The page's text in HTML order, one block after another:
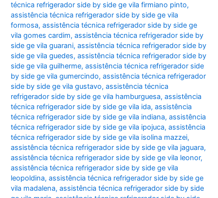
técnica refrigerador side by side ge vila firmiano pinto,
assistência técnica refrigerador side by side ge vila
formosa,assistência técnica refrigerador side by side ge
vila gomes cardim,assistência técnica refrigerador side by
side ge vila guarani,assistência técnica refrigerador side by
side ge vila guedes,assistência técnica refrigerador side by
side ge vila guilherme,assistência técnica refrigerador side
by side ge vila gumercindo,assistência técnica refrigerador
side by side ge vila gustavo,assistência técnica
refrigerador side by side ge vila hamburguesa,assistência
técnica refrigerador side by side ge vila ida,assistência
técnica refrigerador side by side ge vila indiana,assistência
técnica refrigerador side by side ge vila ipojuca,assistência
técnica refrigerador side by side ge vila isolina mazzei,
assistência técnica refrigerador side by side ge vila jaguara,
assistência técnica refrigerador side by side ge vila leonor,
assistência técnica refrigerador side by side ge vila
leopoldina,assistência técnica refrigerador side by side ge
vila madalena,assistência técnica refrigerador side by side